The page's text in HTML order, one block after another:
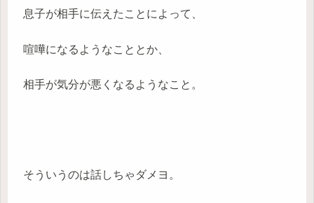
息子が相手に伝えたことによって、
喧嘩になるようなこととか、
相手が気分が悪くなるようなこと。
そういうのは話しちゃダメヨ。